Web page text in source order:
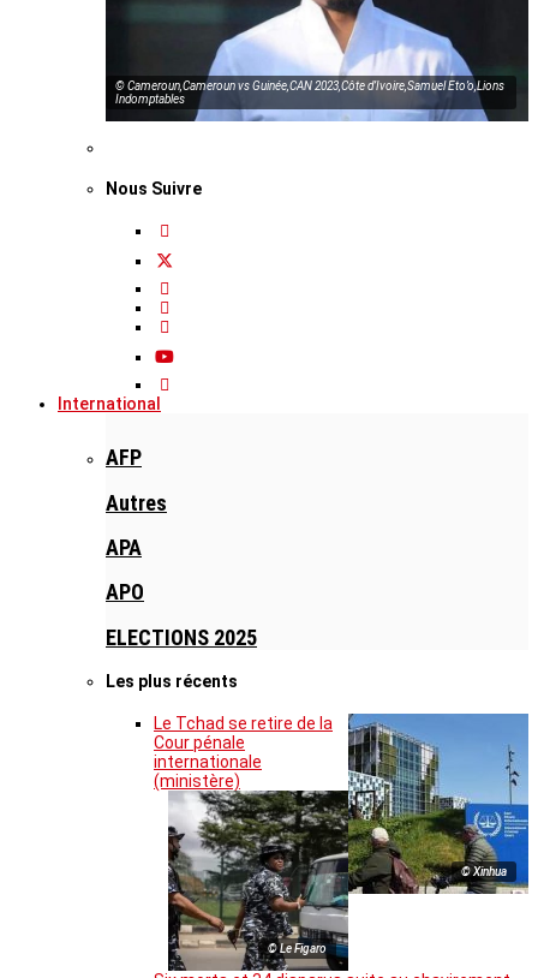
© Cameroun,Cameroun vs Guinée,CAN 2023,Côte d’Ivoire,Samuel Eto’o,Lions
Indomptables
Nous Suivre
International
AFP
Autres
APA
APO
ELECTIONS 2025
Les plus récents
© Xinhua
Le Tchad se retire de la
Cour pénale
internationale
(ministère)
© Le Figaro